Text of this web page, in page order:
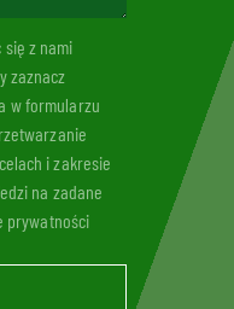
z nami
zaznacz
w formularzu
i zakresie
na zadane
prywatności